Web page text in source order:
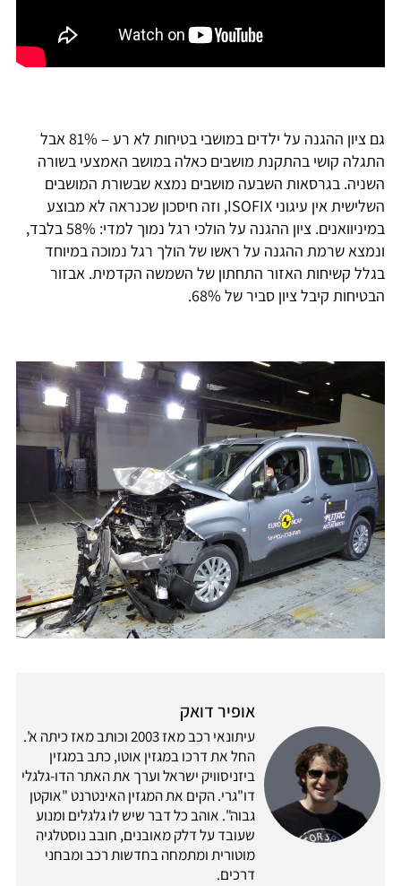
גם ציון ההגנה על ילדים במושבי בטיחות לא רע – 81% אבל
התגלה קושי בהתקנת מושבים כאלה במושב האמצעי בשורה
השניה. בגרסאות השבעה מושבים נמצא שבשורת המושבים
השלישית אין עיגוני ISOFIX, וזה חיסכון שכנראה לא מבוצע
במיניוואנים. ציון ההגנה על הולכי רגל נמוך למדי: 58% בלבד,
ונמצא שרמת ההגנה על ראשו של הולך רגל נמוכה במיוחד
בגלל קשיחות האזור התחתון של השמשה הקדמית. אבזור
הבטיחות קיבל ציון סביר של 68%.
אופיר דואק
עיתונאי רכב מאז 2003 וכותב מאז כיתה א'.
החל את דרכו במגזין אוטו, כתב במגזין
ביזניסוויק ישראל וערך את האתר הדו-גלגלי
דו"גרי. הקים את המגזין האינטרנט "אוקטן
גבוה". אוהב כל דבר שיש לו גלגלים ומנוע
שעובד על דלק מאובנים, חובב נוסטלגיה
מוטורית ומתמחה בחדשות רכב ומבחני
דרכים.